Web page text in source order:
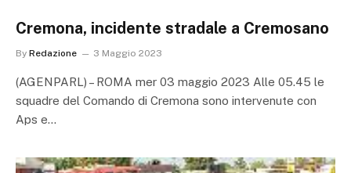
Cremona, incidente stradale a Cremosano
By Redazione 3 Maggio 2023
(AGENPARL) – ROMA mer 03 maggio 2023 Alle 05.45 le
squadre del Comando di Cremona sono intervenute con
Aps e…